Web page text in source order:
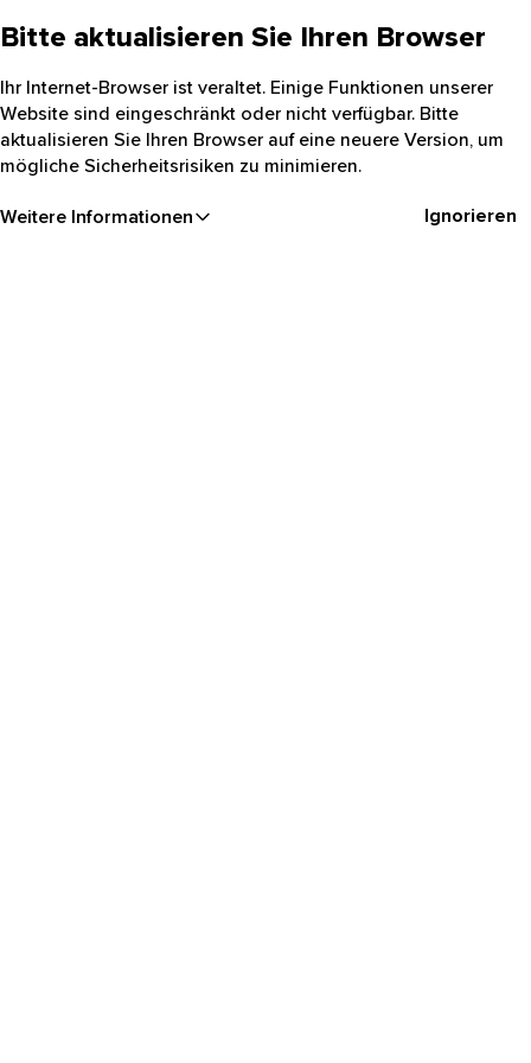
Bitte aktualisieren Sie Ihren Browser
Ihr Internet-Browser ist veraltet. Einige Funktionen unserer
Website sind eingeschränkt oder nicht verfügbar. Bitte
aktualisieren Sie Ihren Browser auf eine neuere Version, um
mögliche Sicherheitsrisiken zu minimieren.
Weitere Informationen Ignorieren